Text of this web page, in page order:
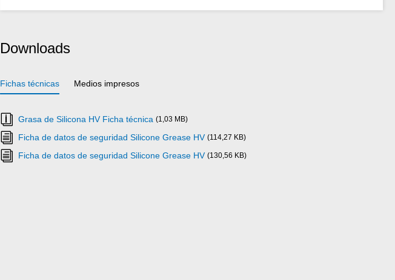
Downloads
Fichas técnicas Medios impresos
Grasa de Silicona HV Ficha técnica (1,03 MB)
Ficha de datos de seguridad Silicone Grease HV (114,27 KB)
Ficha de datos de seguridad Silicone Grease HV (130,56 KB)